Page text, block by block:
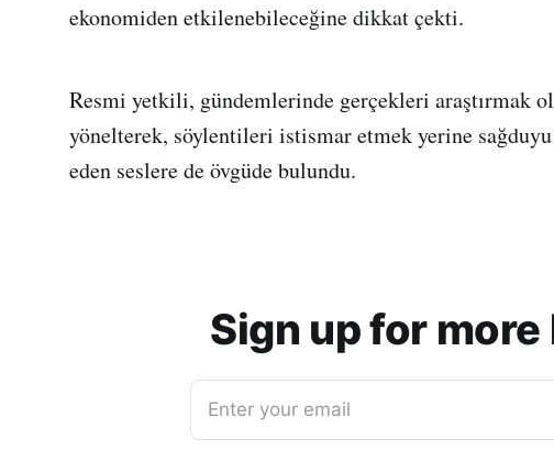
ekonomiden etkilenebileceğine dikkat çekti.
Resmi yetkili, gündemlerinde gerçekleri araştırmak
yönelterek, söylentileri istismar etmek yerine sağduyu
eden seslere de övgüde bulundu.
Sign up for
Enter your email